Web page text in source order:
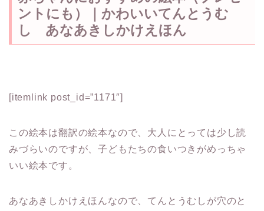
ントにも）｜かわいいてんとうむ
し あなあきしかけえほん
[itemlink post_id=”1171″]
この絵本は翻訳の絵本なので、大人にとっては少し読
みづらいのですが、子どもたちの食いつきがめっちゃ
いい絵本です。
あなあきしかけえほんなので、てんとうむしが穴のと